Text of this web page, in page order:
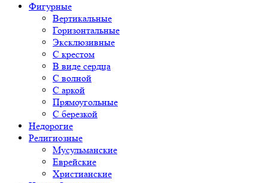
Фигурные
Вертикальные
Горизонтальные
Эксклюзивные
С крестом
В виде сердца
С волной
С аркой
Прямоугольные
С березкой
Недорогие
Религиозные
Мусульманские
Еврейские
Христианские